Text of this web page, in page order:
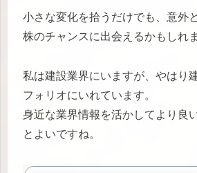
小さな変化を拾うだけでも、意外
株のチャンスに出会えるかもしれ
私は建設業界にいますが、やはり
フォリオにいれています。
身近な業界情報を活かしてより良
とよいですね。